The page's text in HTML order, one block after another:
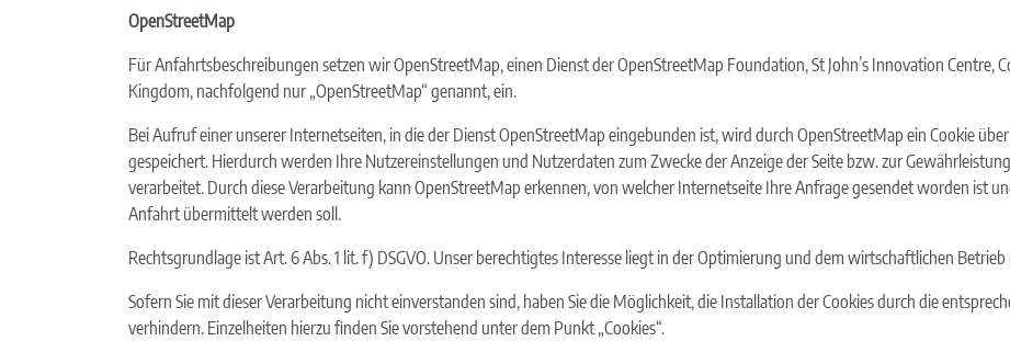
OpenStreetMap
Für Anfahrtsbeschreibungen setzen wir OpenStreetMap, einen Dienst der OpenStreetMap Foundation, St John’s Innovation Centre,
Kingdom, nachfolgend nur „OpenStreetMap“ genannt, ein.
Bei Aufruf einer unserer Internetseiten, in die der Dienst OpenStreetMap eingebunden ist, wird durch OpenStreetMap ein Cookie
gespeichert. Hierdurch werden Ihre Nutzereinstellungen und Nutzerdaten zum Zwecke der Anzeige der Seite bzw. zur
verarbeitet. Durch diese Verarbeitung kann OpenStreetMap erkennen, von welcher Internetseite Ihre Anfrage gesendet worden ist
Anfahrt übermittelt werden soll.
Rechtsgrundlage ist Art. 6 Abs. 1 lit. f) DSGVO. Unser berechtigtes Interesse liegt in der Optimierung und dem wirtschaftlichen
Sofern Sie mit dieser Verarbeitung nicht einverstanden sind, haben Sie die Möglichkeit, die Installation der Cookies durch die
verhindern. Einzelheiten hierzu finden Sie vorstehend unter dem Punkt „Cookies“.